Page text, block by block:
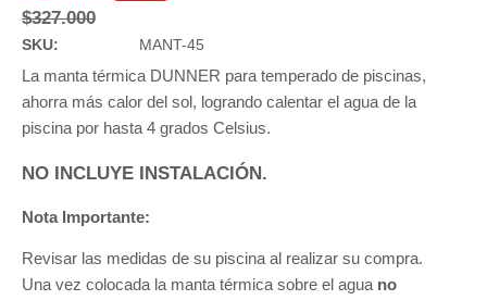
$327.000
SKU: MANT-45
La manta térmica DUNNER para temperado de piscinas,
ahorra más calor del sol, logrando calentar el agua de la
piscina por hasta 4 grados Celsius.
NO INCLUYE INSTALACIÓN.
Nota Importante:
Revisar las medidas de su piscina al realizar su compra.
Una vez colocada la manta térmica sobre el agua no